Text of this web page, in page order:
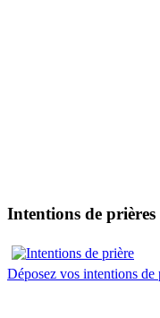
Intentions de prières
Déposez vos intentions de